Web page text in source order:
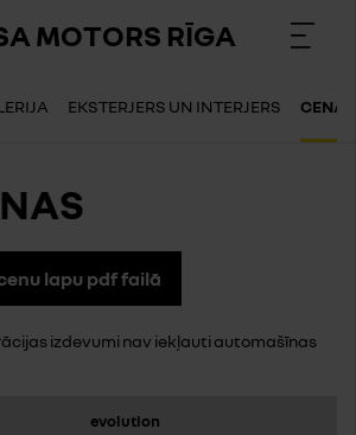
MOTORS RĪGA
EKSTERJERS UN INTERJERS CENAS
lapu pdf failā
izdevumi nav iekļauti automašīnas
evolution